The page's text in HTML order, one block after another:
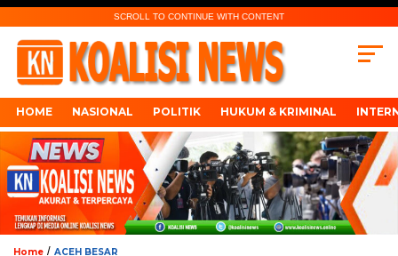
SCROLL TO CONTINUE WITH CONTENT
HOME NASIONAL POLITIK HUKUM & KRIMINAL
Home / ACEH BESAR